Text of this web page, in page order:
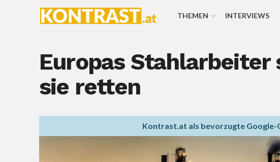
THEMEN INTERVIEWS
Europas Stahlarbeiter
sie retten
Kontrast.at als bevorzugte Google-